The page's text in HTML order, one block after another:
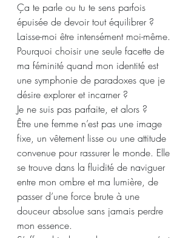
Ça te parle ou tu te sens parfois
épuisée de devoir tout équilibrer ?
Laisse-moi être intensément moi-même.
Pourquoi choisir une seule facette de
ma féminité quand mon identité est
une symphonie de paradoxes que je
désire explorer et incarner ?
Je ne suis pas parfaite, et alors ?
Être une femme n’est pas une image
fixe, un vêtement lisse ou une attitude
convenue pour rassurer le monde. Elle
se trouve dans la fluidité de naviguer
entre mon ombre et ma lumière, de
passer d’une force brute à une
douceur absolue sans jamais perdre
mon essence.